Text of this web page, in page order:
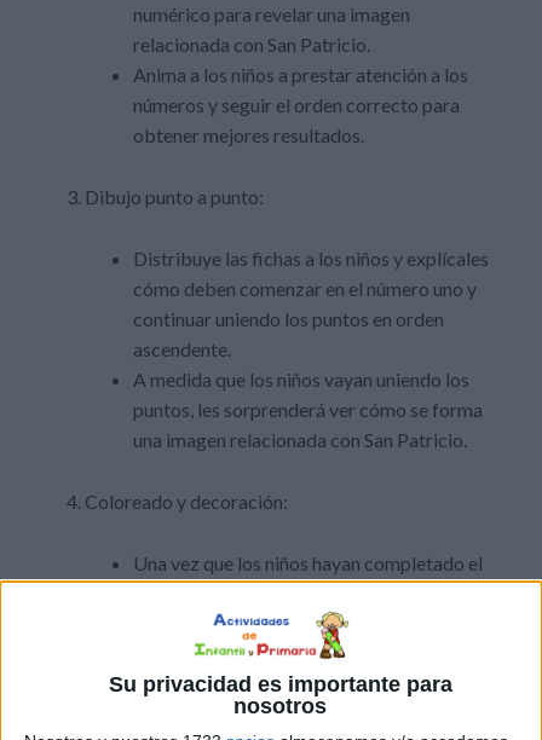
Su privacidad es importante para
nosotros
numérico para revelar una imagen
relacionada con San Patricio.
Anima a los niños a prestar atención a los
números y seguir el orden correcto para
obtener mejores resultados.
Dibujo punto a punto:
Distribuye las fichas a los niños y explícales
cómo deben comenzar en el número uno y
continuar uniendo los puntos en orden
ascendente.
A medida que los niños vayan uniendo los
puntos, les sorprenderá ver cómo se forma
una imagen relacionada con San Patricio.
Coloreado y decoración:
Una vez que los niños hayan completado el
decorar la imagen utilizando los lápices o
rotuladores.
Pueden utilizar colores típicos de San
Patricio, como el verde, el dorado y el blanco,